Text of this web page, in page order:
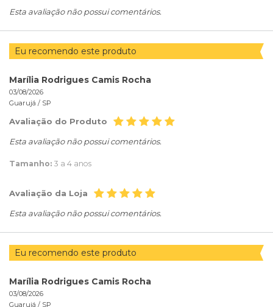
Esta avaliação não possui comentários.
Eu recomendo este produto
Marília Rodrigues Camis Rocha
03/08/2026
Guarujá / SP
Avaliação do Produto
Esta avaliação não possui comentários.
Tamanho: 3 a 4 anos
Avaliação da Loja
Esta avaliação não possui comentários.
Eu recomendo este produto
Marília Rodrigues Camis Rocha
03/08/2026
Guarujá / SP